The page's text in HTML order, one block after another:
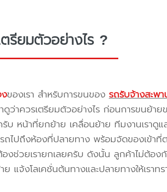
รียมตัวอย่างไร ?
ของเรา สำหรับการขนของ รถรับจ้างสะพ
ดูว่าควรเตรียมตัวอย่างไร ก่อนการขนย้าย
บ หน้าที่ยกย้าย เคลื่อนย้าย ทีมงานเราดูแ
ไปถึงห้องที่ปลายทาง พร้อมจัดของเข้าที่
งช่วยเรายกเลยครับ ดังนั้น ลูกค้าไม่ต้อง
แจ้งโลเคชั่นต้นทางและปลายทางให้เรา